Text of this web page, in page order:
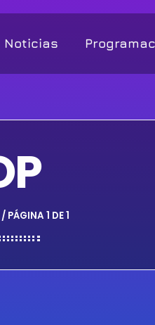
Noticias
PÁGINA 1 DE 1